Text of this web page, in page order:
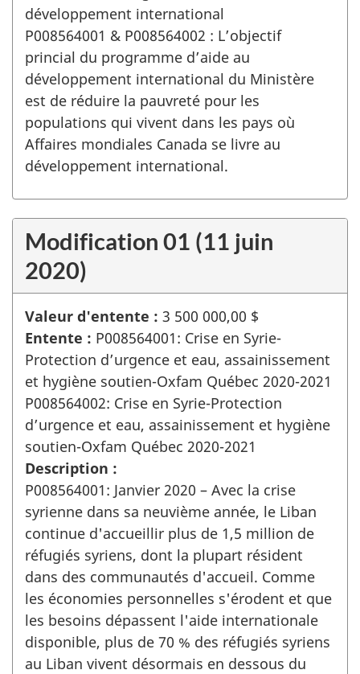
développement international
P008564001 & P008564002 : L’objectif
princial du programme d’aide au
développement international du Ministère
est de réduire la pauvreté pour les
populations qui vivent dans les pays où
Affaires mondiales Canada se livre au
développement international.
Modification 01 (11 juin
2020)
Valeur d'entente : 3 500 000,00 $
Entente : P008564001: Crise en Syrie-
Protection d’urgence et eau, assainissement
et hygiène soutien-Oxfam Québec 2020-2021
P008564002: Crise en Syrie-Protection
d’urgence et eau, assainissement et hygiène
soutien-Oxfam Québec 2020-2021
Description :
P008564001: Janvier 2020 – Avec la crise
syrienne dans sa neuvième année, le Liban
continue d'accueillir plus de 1,5 million de
réfugiés syriens, dont la plupart résident
dans des communautés d'accueil. Comme
les économies personnelles s'érodent et que
les besoins dépassent l'aide internationale
disponible, plus de 70 % des réfugiés syriens
au Liban vivent désormais en dessous du